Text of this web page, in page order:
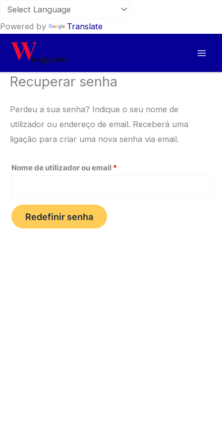
Powered by
Translate
Skip
content
Recuperar senha
Perdeu a sua senha? Indique o seu nome de
utilizador ou endereço de email. Receberá uma
ligação para criar uma nova senha via email.
Nome de utilizador ou email *
Redefinir senha